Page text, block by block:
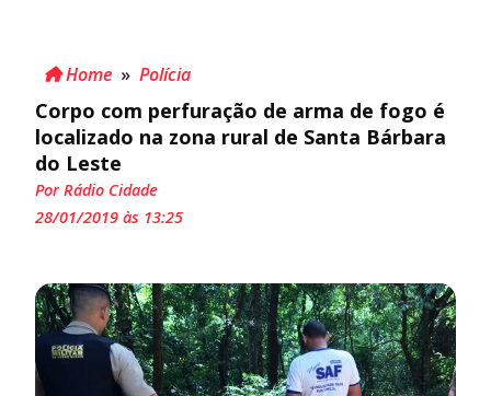
Home » Polícia
Corpo com perfuração de arma de fogo é
localizado na zona rural de Santa Bárbara
do Leste
Por Rádio Cidade
28/01/2019 às 13:25